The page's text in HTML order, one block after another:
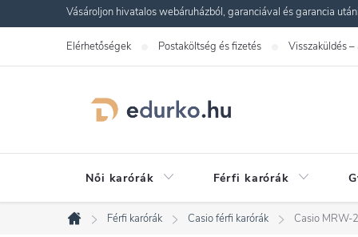
a
Vásároljon hivatalos webáruházból, garanciával és garancia
Elérhetőségek Postaköltség és fizetés Visszaküldés –
Női karórák Férfi karórák
Kezdőlap
Férfi karórák Casio férfi karórák Casio MRW-